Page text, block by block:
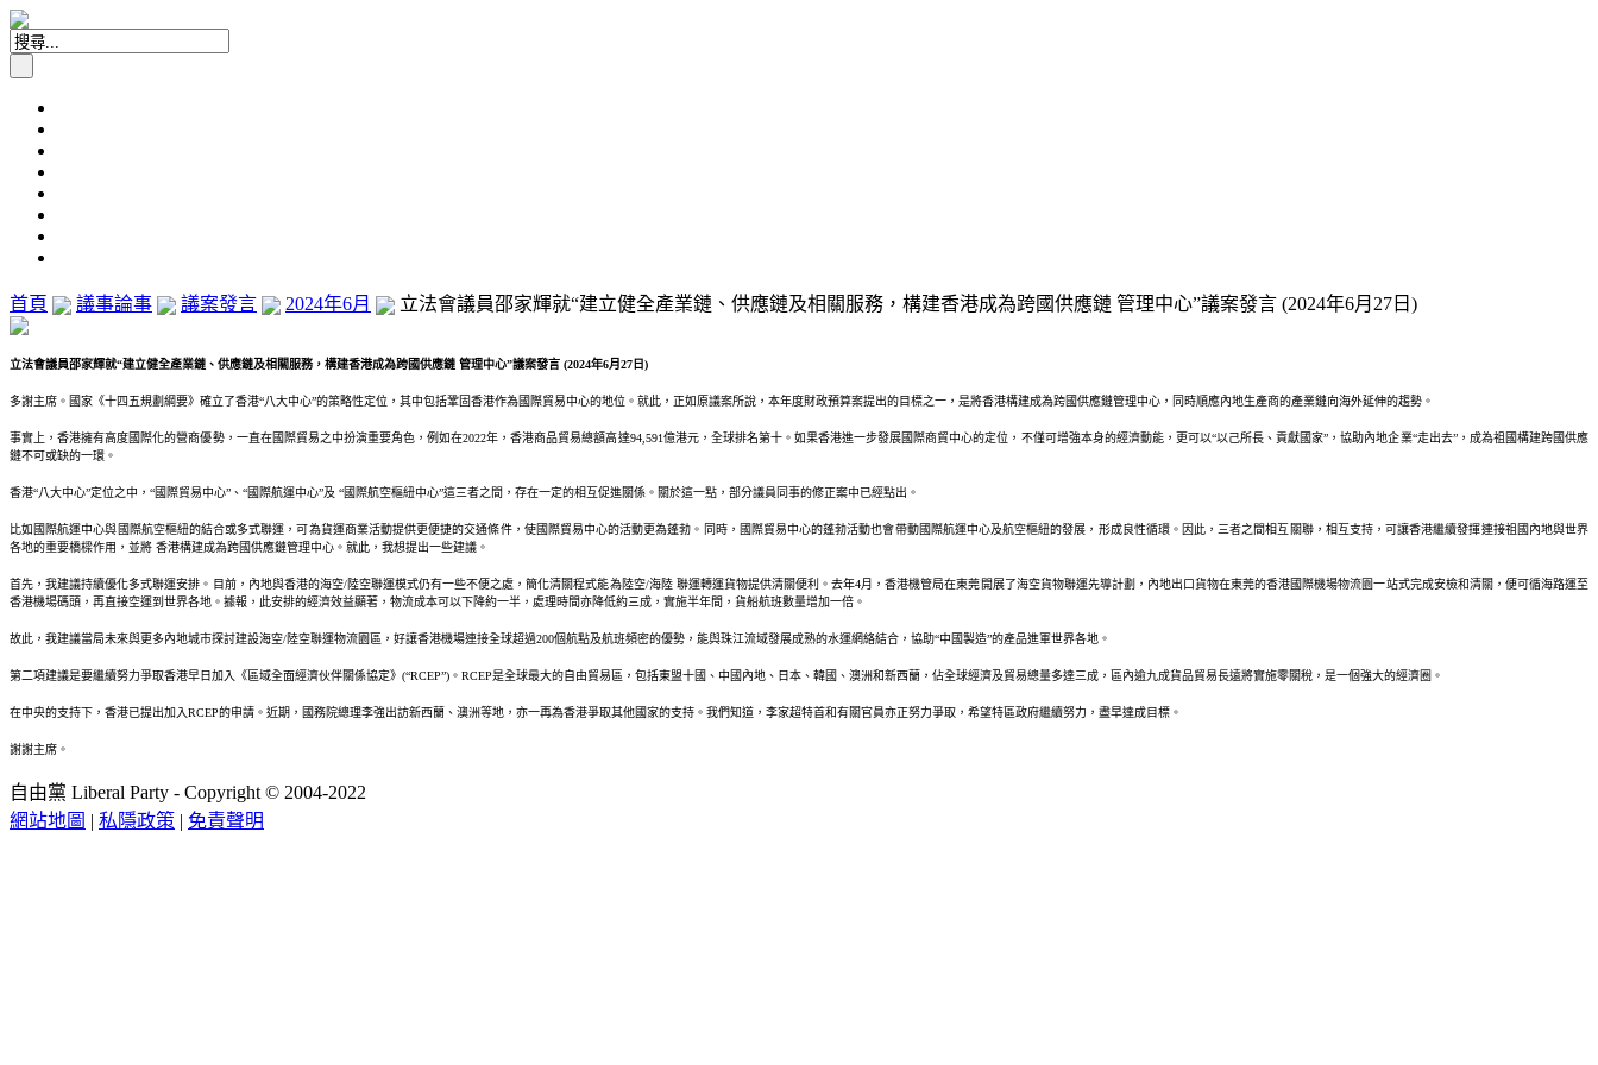
首頁 議事論事 議案發言 2024年6月 立法會議員邵家輝就“建立健全產業鏈、供應鏈及相關服務，構建香港成為跨國供應鏈 管理中心”議案發言 (2024年6月27日)
立法會議員邵家輝就“建立健全產業鏈、供應鏈及相關服務，構建香港成為跨國供應鏈 管理中心”議案發言 (2024年6月27日)
多謝主席。國家《十四五規劃綱要》確立了香港“八大中心”的策略性定位，其中包括鞏固香港作為國際貿易中心的地位。就此，正如原議案所說，本年度財政預算案提出的目標之一，是將香港構建成為跨國供應鏈管理中心，同時順應內地生產商的產業鏈向海外延伸的趨勢。
事實上，香港擁有高度國際化的營商優勢，一直在國際貿易之中扮演重要角色，例如在2022年，香港商品貿易總額高達94,591億港元，全球排名第十。如果香港進一步發展國際商貿中心的定位，不僅可增強本身的經濟動能，更可以“以己所長、貢獻國家”，協助內地企業“走出去”，成為祖國構建跨國供應
鏈不可或缺的一環。
香港“八大中心”定位之中，“國際貿易中心”、“國際航運中心”及 “國際航空樞紐中心”這三者之間，存在一定的相互促進關係。關於這一點，部分議員同事的修正案中已經點出。
比如國際航運中心與國際航空樞紐的結合或多式聯運，可為貨運商業活動提供更便捷的交通條件，使國際貿易中心的活動更為蓬勃。同時，國際貿易中心的蓬勃活動也會帶動國際航運中心及航空樞紐的發展，形成良性循環。因此，三者之間相互關聯，相互支持，可讓香港繼續發揮連接祖國內地與世界
各地的重要橋樑作用，並將 香港構建成為跨國供應鏈管理中心。就此，我想提出一些建議。
首先，我建議持續優化多式聯運安排。目前，內地與香港的海空/陸空聯運模式仍有一些不便之處，簡化清關程式能為陸空/海陸 聯運轉運貨物提供清關便利。去年4月，香港機管局在東莞開展了海空貨物聯運先導計劃，內地出口貨物在東莞的香港國際機場物流園一站式完成安檢和清關，便可循海路運至
香港機場碼頭，再直接空運到世界各地。據報，此安排的經濟效益顯著，物流成本可以下降約一半，處理時間亦降低約三成，實施半年間，貨船航班數量增加一倍。
故此，我建議當局未來與更多內地城市探討建設海空/陸空聯運物流園區，好讓香港機場連接全球超過200個航點及航班頻密的優勢，能與珠江流域發展成熟的水運網絡結合，協助“中國製造”的產品進軍世界各地。
第二項建議是要繼續努力爭取香港早日加入《區域全面經濟伙伴關係協定》(“RCEP”)。RCEP是全球最大的自由貿易區，包括東盟十國、中國內地、日本、韓國、澳洲和新西蘭，佔全球經濟及貿易總量多達三成，區內逾九成貨品貿易長遠將實施零關稅，是一個強大的經濟圈。
在中央的支持下，香港已提出加入RCEP的申請。近期，國務院總理李強出訪新西蘭、澳洲等地，亦一再為香港爭取其他國家的支持。我們知道，李家超特首和有關官員亦正努力爭取，希望特區政府繼續努力，盡早達成目標。
謝謝主席。
自由黨 Liberal Party - Copyright © 2004-2022
網站地圖 | 私隱政策 | 免責聲明